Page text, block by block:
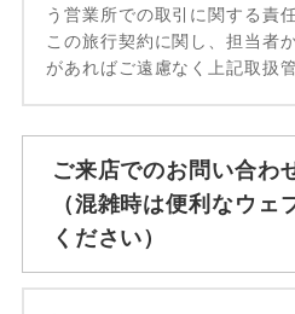
う営業所での取引に関する責
この旅行契約に関し、担当者
があればご遠慮なく上記取扱
ご来店でのお問い合わ
（混雑時は便利なウェ
ください）